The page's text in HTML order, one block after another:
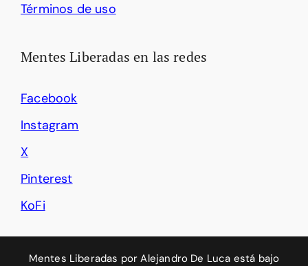
Términos de uso
Mentes Liberadas en las redes
Facebook
Instagram
X
Pinterest
KoFi
Mentes Liberadas porAlejandro De Luca está bajo